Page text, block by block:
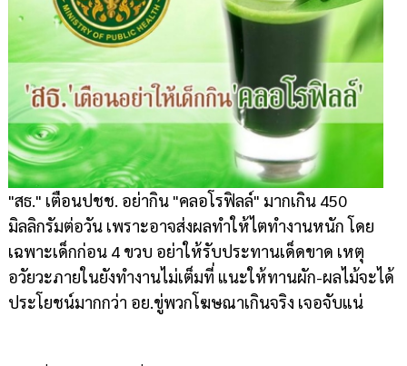
"สธ." เตือนปชช. อย่ากิน "คลอโรฟิลล์" มากเกิน 450
มิลลิกรัมต่อวัน เพราะอาจส่งผลทำให้ไตทำงานหนัก โดย
เฉพาะเด็กก่อน 4 ขวบ อย่าให้รับประทานเด็ดขาด เหตุ
อวัยวะภายในยังทำงานไม่เต็มที่ แนะให้ทานผัก-ผลไม้จะได้
ประโยชน์มากกว่า อย.ขู่พวกโฆษณาเกินจริง เจอจับแน่